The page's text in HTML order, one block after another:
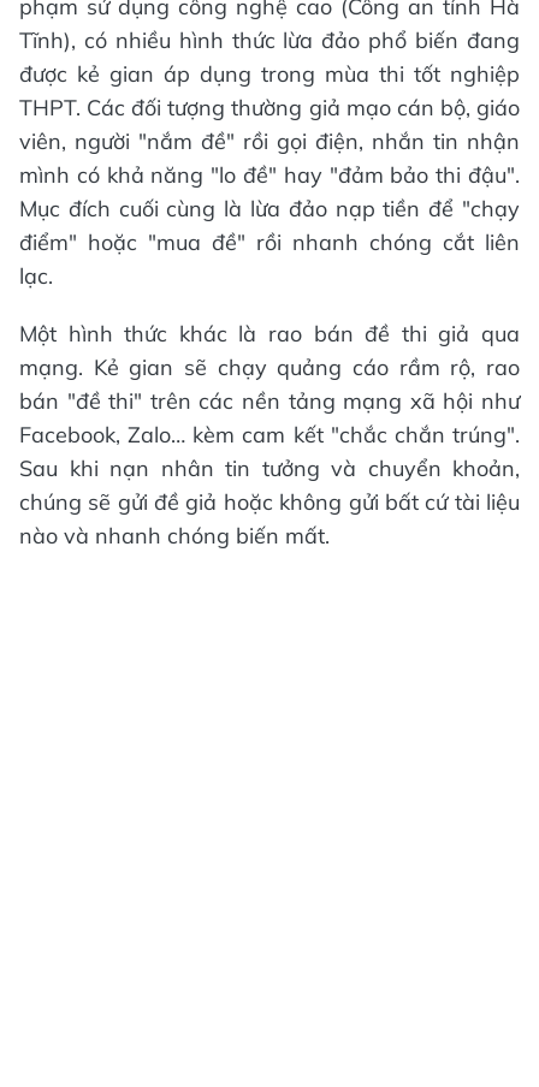
phạm sử dụng công nghệ cao (Công an tỉnh Hà
Tĩnh), có nhiều hình thức lừa đảo phổ biến đang
được kẻ gian áp dụng trong mùa thi tốt nghiệp
THPT. Các đối tượng thường giả mạo cán bộ, giáo
viên, người "nắm đề" rồi gọi điện, nhắn tin nhận
mình có khả năng "lo đề" hay "đảm bảo thi đậu".
Mục đích cuối cùng là lừa đảo nạp tiền để "chạy
điểm" hoặc "mua đề" rồi nhanh chóng cắt liên
lạc.
Một hình thức khác là rao bán đề thi giả qua
mạng. Kẻ gian sẽ chạy quảng cáo rầm rộ, rao
bán "đề thi" trên các nền tảng mạng xã hội như
Facebook, Zalo… kèm cam kết "chắc chắn trúng".
Sau khi nạn nhân tin tưởng và chuyển khoản,
chúng sẽ gửi đề giả hoặc không gửi bất cứ tài liệu
nào và nhanh chóng biến mất.